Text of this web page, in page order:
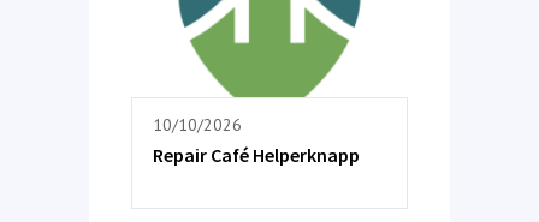
10/10/2026
Repair Café Helperknapp